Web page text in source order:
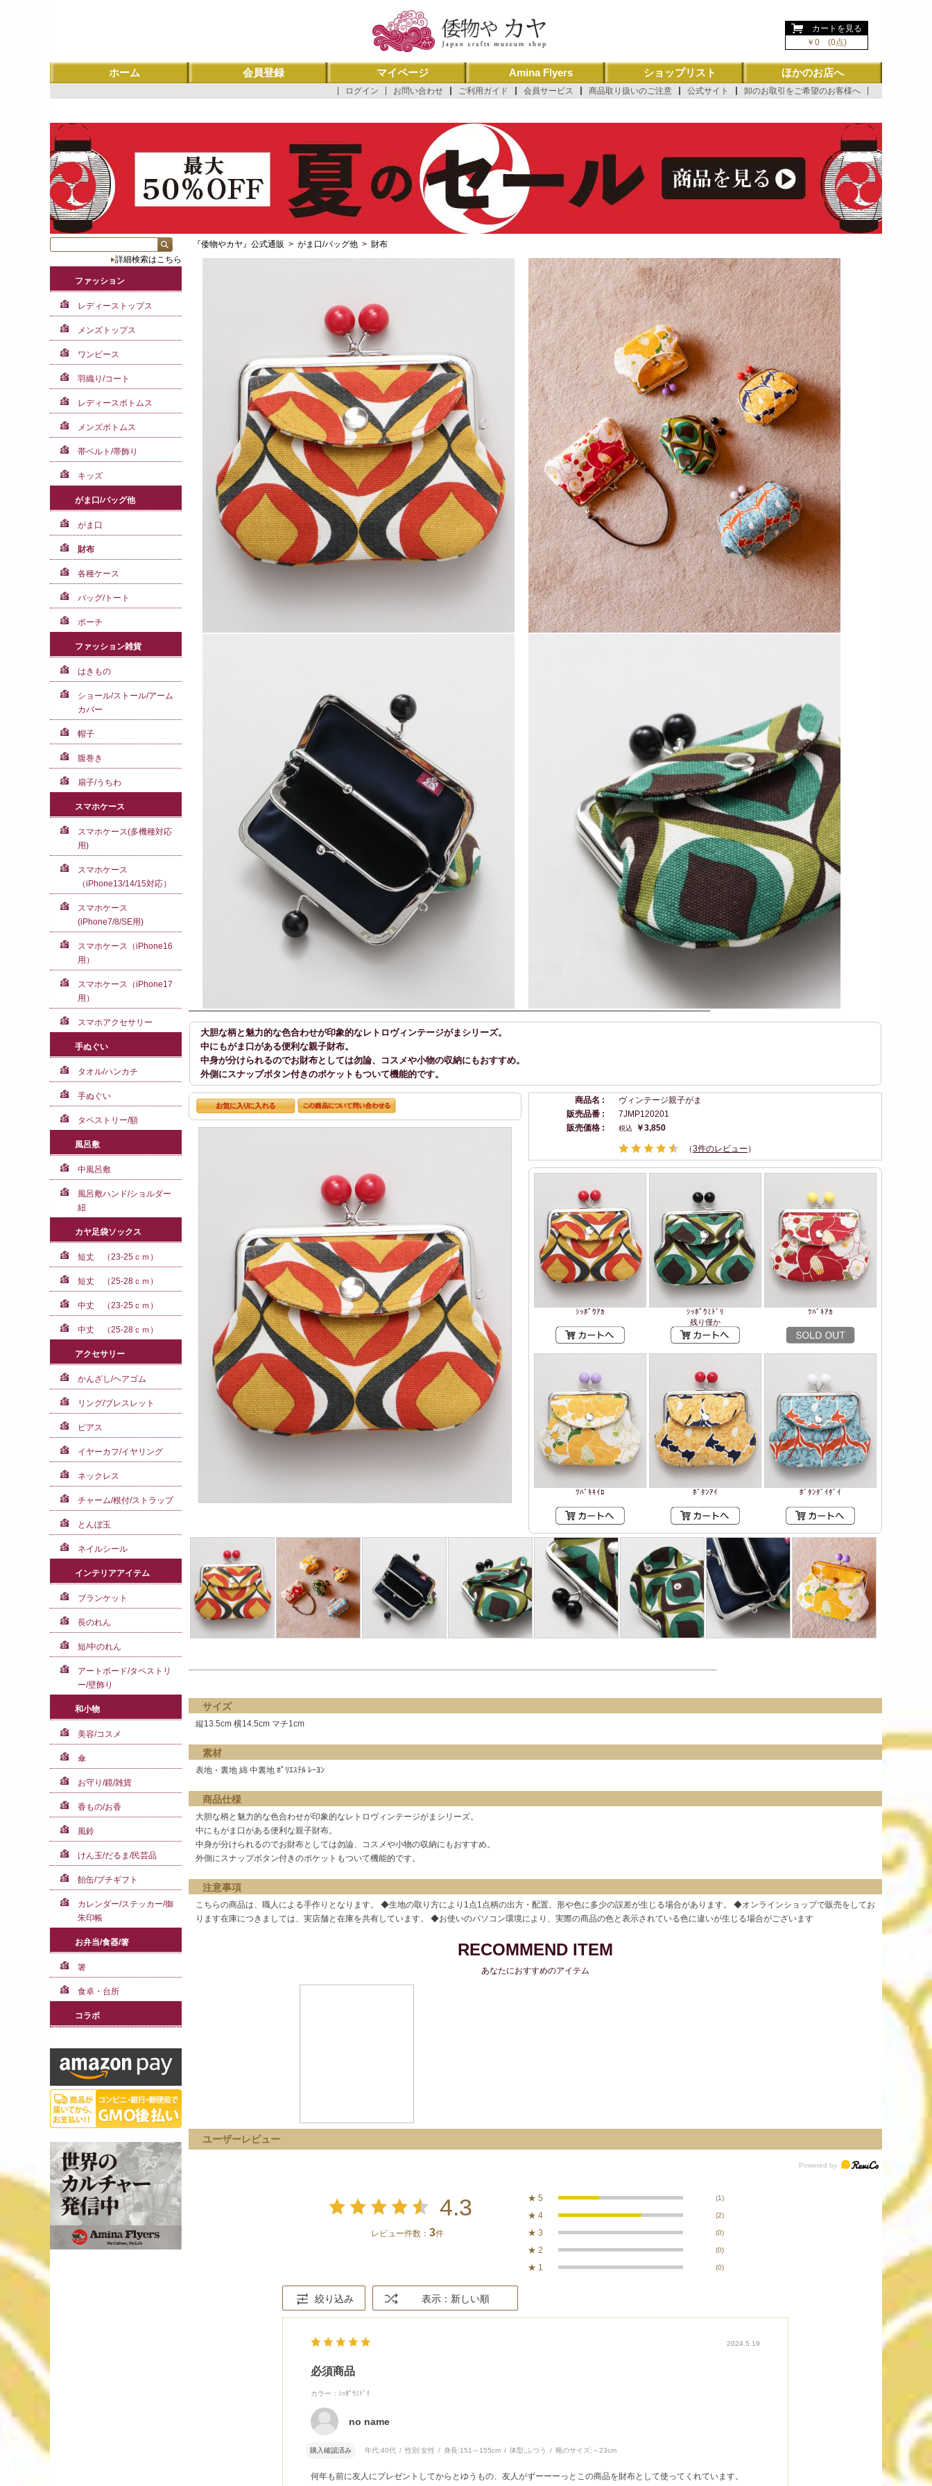
カートを見る
￥0 (0点)
ホーム 会員登録 マイページ Amina Flyers ショップリスト ほかのお店へ
卸のお取引をご希望のお客様へ
公式サイト
商品取り扱いのご注意
会員サービス
ご利用ガイド
お問い合わせ
ログイン
『倭物やカヤ』公式通販 > がま口/バッグ他 > 財布
大胆な柄と魅力的な色合わせが印象的なレトロヴィンテージがまシリーズ。
中にもがま口がある便利な親子財布。
中身が分けられるのでお財布としては勿論、コスメや小物の収納にもおすすめ。
外側にスナップボタン付きのポケットもついて機能的です。
商品名 :
ヴィンテージ親子がま
販売品番 :
7JMP120201
販売価格 :
￥3,850
（3件のレビュー ）
ｼｯﾎﾟｳｱｶ
ｼｯﾎﾟｳﾐﾄﾞﾘ
残り僅か
ﾂﾊﾞｷｱｶ
ﾂﾊﾞｷｷｲﾛ ﾎﾞﾀﾝｱｲ ﾎﾞﾀﾝﾀﾞｲﾀﾞｲ
サイズ
縦13.5cm 横14.5cm マチ1cm
素材
表地・裏地 綿 中裏地 ﾎﾟﾘｴｽﾃﾙ ﾚｰﾖﾝ
商品仕様
大胆な柄と魅力的な色合わせが印象的なレトロヴィンテージがまシリーズ。
中にもがま口がある便利な親子財布。
中身が分けられるのでお財布としては勿論、コスメや小物の収納にもおすすめ。
外側にスナップボタン付きのポケットもついて機能的です。
注意事項
こちらの商品は、職人による手作りとなります。 ◆生地の取り方により1点1点柄の出方・配置、形や色に多少の誤差が生じる場合があります。 ◆オンラインショップで販売をしてお
ります在庫につきましては、実店舗と在庫を共有しています。 ◆お使いのパソコン環境により、実際の商品の色と表示されている色に違いが生じる場合がございます
RECOMMEND ITEM
あなたにおすすめのアイテム
ユーザーレビュー
4.3
レビュー件数： 3件
★ 5 (1)
★ 4 (2)
★ 3 (0)
★ 2 (0)
★ 1 (0)
絞り込み 表示：新しい順
2024.5.19
必須商品
カラー：ｼｯﾎﾟｳﾐﾄﾞﾘ
no name
購入確認済み 年代:40代 性別:女性 身長:151～155cm 体型: ふつう 靴のサイズ: ～23cm
何年も前に友人にプレゼントしてからとゆうもの、友人がずーーーっとこの商品を財布として使ってくれています。
詳細検索はこちら
ファッション
レディーストップス
メンズトップス
ワンピース
羽織り/コート
レディースボトムス
メンズボトムス
帯ベルト/帯飾り
キッズ
がま口/バッグ他
がま口
財布
各種ケース
バッグ/トート
ポーチ
ファッション雑貨
はきもの
ショール/ストール/アーム
カバー
帽子
腹巻き
扇子/うちわ
スマホケース
スマホケース(多機種対応
用)
スマホケース
（iPhone13/14/15対応）
スマホケース
(iPhone7/8/SE用)
スマホケース（iPhone16
用）
スマホケース（iPhone17
用）
スマホアクセサリー
手ぬぐい
タオル/ハンカチ
手ぬぐい
タペストリー/額
風呂敷
中風呂敷
風呂敷ハンド/ショルダー
紐
カヤ足袋ソックス
短丈 （23-25ｃｍ）
短丈 （25-28ｃｍ）
中丈 （23-25ｃｍ）
中丈 （25-28ｃｍ）
アクセサリー
かんざし/ヘアゴム
リング/ブレスレット
ピアス
イヤーカフ/イヤリング
ネックレス
チャーム/根付/ストラップ
とんぼ玉
ネイルシール
インテリアアイテム
ブランケット
長のれん
短/中のれん
アートボード/タペストリ
ー/壁飾り
和小物
美容/コスメ
傘
お守り/鏡/雑貨
香もの/お香
風鈴
けん玉/だるま/民芸品
飴缶/プチギフト
カレンダー/ステッカー/御
朱印帳
お弁当/食器/箸
箸
食卓・台所
コラボ